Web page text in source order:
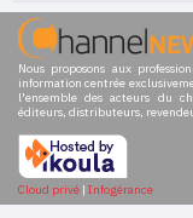
Nous proposons aux
information centrée
l'ensemble des acteurs du
éditeurs, distributeurs,
Cloud privé | Infogérance